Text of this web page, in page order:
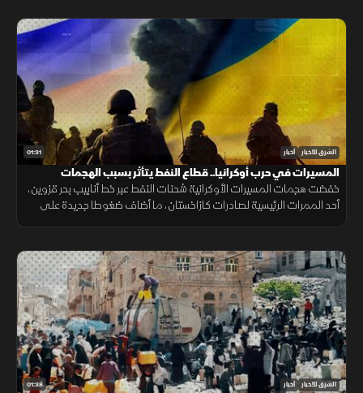
01:31 الشرق للأخبار أخبار
المسيرات في حرب أوكرانيا.. قطاع النفط يتأثر بسبب الهجمات
خفضت هجمات المسيرات الأوكرانية شحنات النفط عبر خط أنابيب بحر قزوين،
أحد الممرات الرئيسية لصادرات كازاخستان، ما أضاف ضغوطا جديدة على
01:38 الشرق للأخبار أخبار